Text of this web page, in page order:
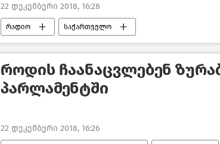
22 დეკემბერი 2018, 16:28
რადიო საქართველო
როდის ჩაანაცვლებენ
პარლამენტში
22 დეკემბერი 2018, 16:26